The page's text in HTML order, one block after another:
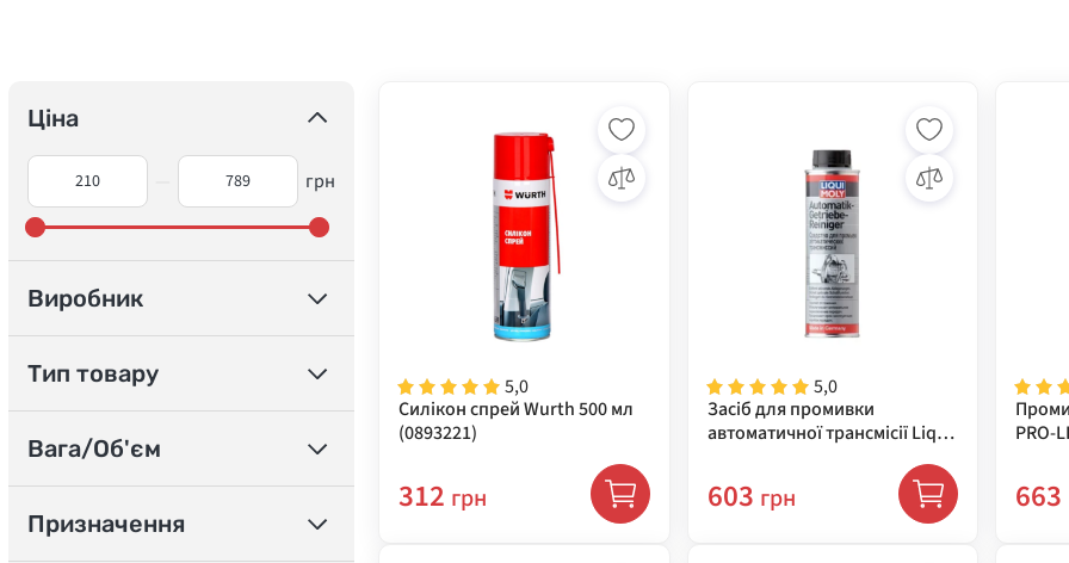
Ціна
грн
Виробник
Тип товару
Вага/Об'єм
Призначення
5,0
Силікон спрей Wurth 500 мл
(0893221)
312 грн
5,0
Засіб для промивки
автоматичної трансмісії Liqui
REINIGER 300 мл (2512)
603 грн
PRO-
663